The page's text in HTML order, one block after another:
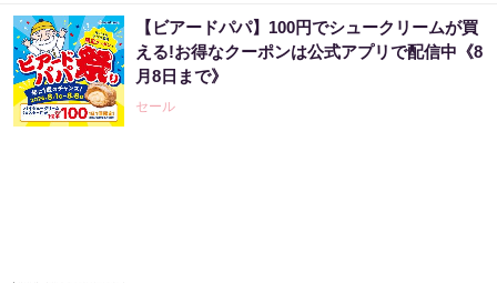
宝くじ当選者「〇〇をやらずに買うのはもっ
たいない」
PR（合同会社デジタルファーム ）
【ビアードパパ】100円でシュークリームが買
える!お得なクーポンは公式アプリで配信中《8
月8日まで》
セール